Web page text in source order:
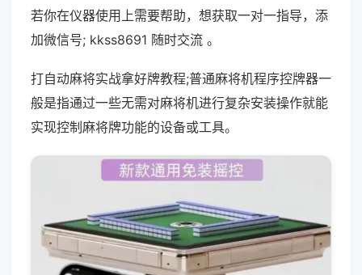
若你在仪器使用上需要帮助，想获取一对一指导，添
加微信号; kkss8691 随时交流 。
打自动麻将实战拿好牌教程;普通麻将机程序控牌器一
般是指通过一些无需对麻将机进行复杂安装操作就能
实现控制麻将牌功能的设备或工具。